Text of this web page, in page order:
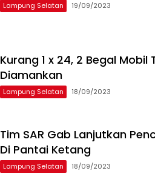
Lampung Selatan 19/09/2023
Kurang 1 x 24, 2 Begal Mobil
Diamankan
Lampung Selatan 18/09/2023
Tim SAR Gab Lanjutkan
Di Pantai Ketang
Lampung Selatan 18/09/2023